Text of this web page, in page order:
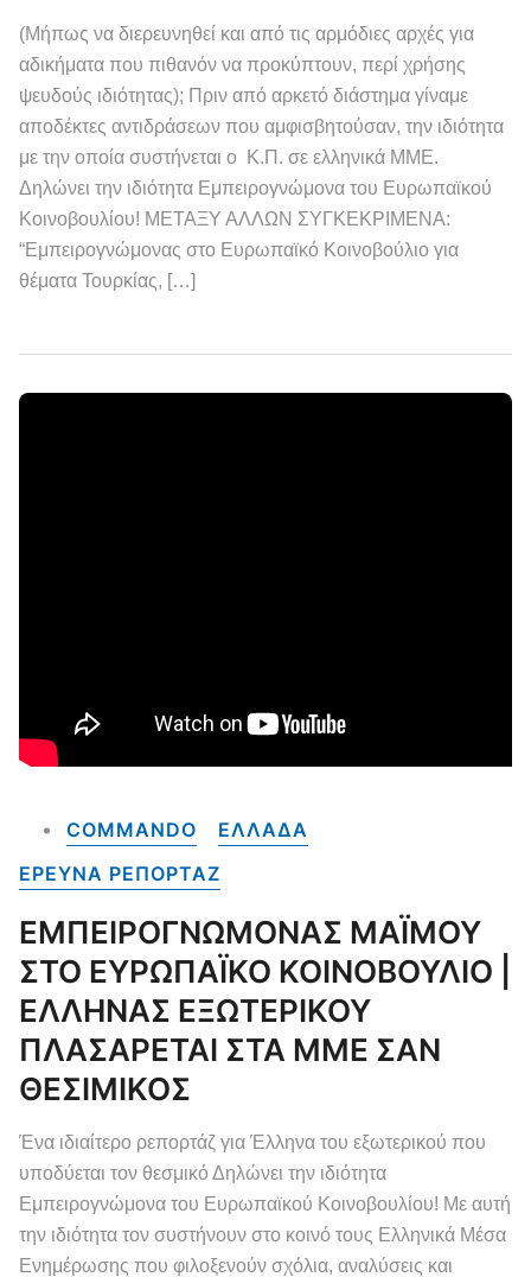
(Μήπως να διερευνηθεί και από τις αρμόδιες αρχές για
αδικήματα που πιθανόν να προκύπτουν, περί χρήσης
ψευδούς ιδιότητας); Πριν από αρκετό διάστημα γίναμε
αποδέκτες αντιδράσεων που αμφισβητούσαν, την ιδιότητα
με την οποία συστήνεται ο Κ.Π. σε ελληνικά ΜΜΕ.
Δηλώνει την ιδιότητα Εμπειρογνώμονα του Ευρωπαϊκού
Κοινοβουλίου! ΜΕΤΑΞΥ ΑΛΛΩΝ ΣΥΓΚΕΚΡΙΜΕΝΑ:
“Εμπειρογνώμονας στο Ευρωπαϊκό Κοινοβούλιο για
θέματα Τουρκίας, […]
COMMANDO
ΕΛΛΑΔΑ
ΕΡΕΥΝΑ ΡΕΠΟΡΤΑΖ
ΕΜΠΕΙΡΟΓΝΩΜΟΝΑΣ ΜΑΪΜΟΥ
ΣΤΟ ΕΥΡΩΠΑΪΚΟ ΚΟΙΝΟΒΟΥΛΙΟ |
ΕΛΛΗΝΑΣ ΕΞΩΤΕΡΙΚΟΥ
ΠΛΑΣΑΡΕΤΑΙ ΣΤΑ ΜΜΕ ΣΑΝ
ΘΕΣΙΜΙΚΟΣ
Ένα ιδιαίτερο ρεπορτάζ για Έλληνα του εξωτερικού που
υποδύεται τον θεσμικό Δηλώνει την ιδιότητα
Εμπειρογνώμονα του Ευρωπαϊκού Κοινοβουλίου! Με αυτή
την ιδιότητα τον συστήνουν στο κοινό τους Ελληνικά Μέσα
Ενημέρωσης που φιλοξενούν σχόλια, αναλύσεις και